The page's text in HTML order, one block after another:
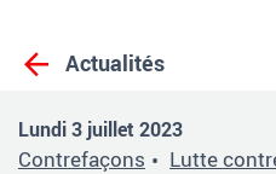
Actualités
Lundi 3 juillet 2023
Contrefaçons
Lutte